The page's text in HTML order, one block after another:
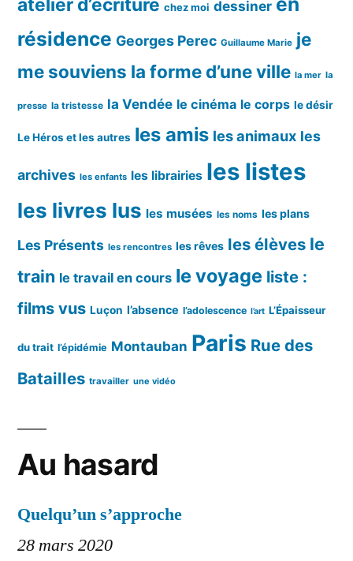
atelier d’écriture chez moi dessiner
résidence Georges Perec Guillaume Marie je
me souviens la forme d’une ville la mer la
presse la tristesse la Vendée le cinéma le corps le désir
Le Héros et les autres les amis les animaux les
archives les enfants les librairies les listes
les livres lus les musées les noms les plans
Les Présents les rencontres les rêves les élèves le
train le travail en cours le voyage liste :
films vus Luçon l’absence l’adolescence l’art L’Épaisseur
du trait l’épidémie Montauban Paris Rue des
Batailles travailler une vidéo
Au hasard
Quelqu’un s’approche
28 mars 2020